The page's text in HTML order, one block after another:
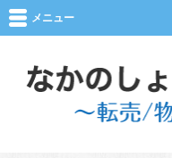
メニュー